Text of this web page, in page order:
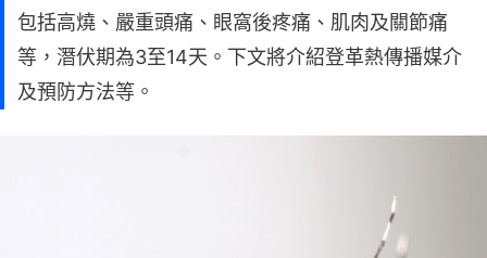
包括高燒、嚴重頭痛、眼窩後疼痛、肌肉及關節痛
等，潛伏期為3至14天。下文將介紹登革熱傳播媒介
及預防方法等。